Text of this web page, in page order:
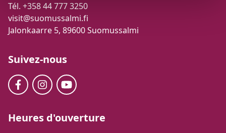
Tél. +358 44 777 3250
visit@suomussalmi.fi
Jalonkaarre 5, 89600 Suomussalmi
Suivez-nous
Heures d'ouverture